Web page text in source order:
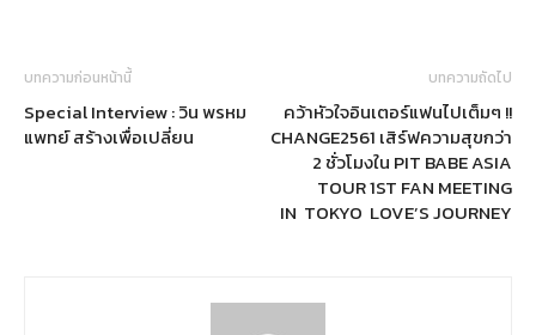
บทความก่อนหน้านี้
Special Interview : วิน พรหม
แพทย์ สร้างเพื่อเปลี่ยน
บทความถัดไป
คว้าหัวใจอินเตอร์แฟนไปเต็มๆ !!
CHANGE2561 เสิร์ฟความสุขกว่า
2 ชั่วโมงใน PIT BABE ASIA
TOUR 1ST FAN MEETING
IN TOKYO LOVE’S JOURNEY